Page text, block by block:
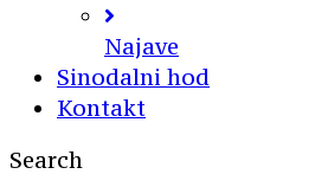
Najave
Sinodalni hod
Kontakt
Search